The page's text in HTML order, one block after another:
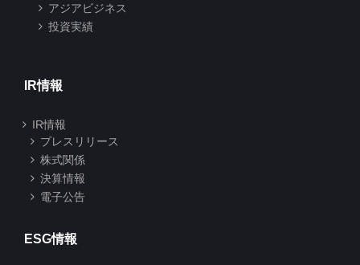
アジアビジネス
投資実績
IR情報
IR情報
プレスリリース
株式関係
決算情報
電子公告
ESG情報